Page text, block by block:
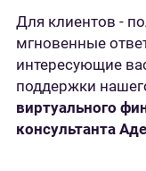
Для клиентов -
мгновенные
интересующие
поддержки
виртуального
консультанта